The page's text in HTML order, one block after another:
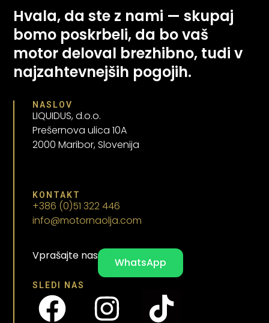
Hvala, da ste z nami — skupaj
bomo poskrbeli, da bo vaš
motor deloval brezhibno, tudi v
najzahtevnejših pogojih.
NASLOV
LIQUIDUS, d.o.o.
Prešernova ulica 10A
2000 Maribor, Slovenija
KONTAKT
+386 (0)51 322 446
info@motornaolja.com
Vprašajte nas
WhatsApp
SLEDI NAS